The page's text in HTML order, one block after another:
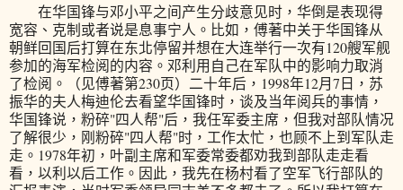
在华国锋与邓小平之间产生分歧意见时，华倒是表现得
宽容、克制或者说是息事宁人。比如，傅著中关于华国锋从
朝鲜回国后打算在东北停留并想在大连举行一次有120艘军舰
参加的海军检阅的内容。邓利用自己在军队中的影响力取消
了检阅。（见傅著第230页）二十年后，1998年12月7日，苏
振华的夫人梅迪伦去看望华国锋时，谈及当年阅兵的事情，
华国锋说，粉碎"四人帮"后，我任军委主席，但我对部队情况
了解很少，刚粉碎"四人帮"时，工作太忙，也顾不上到军队走
走。1978年初，叶副主席和军委常委都劝我到部队走走看
看，以利以后工作。因此，我先在杨村看了空军飞行部队的